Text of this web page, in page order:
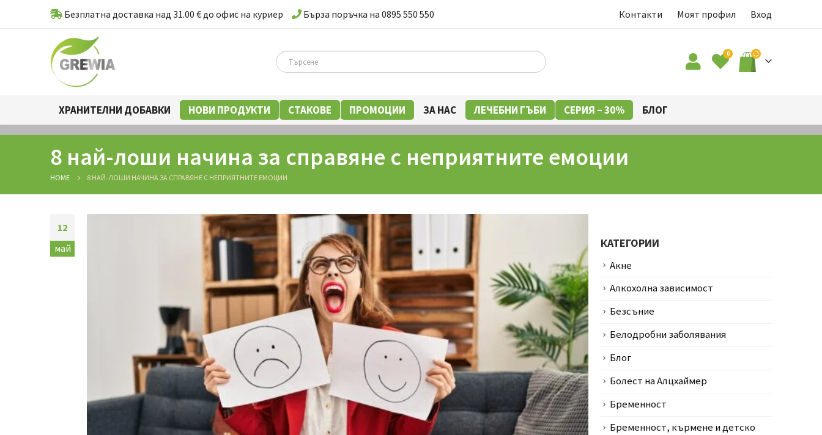
Безплатна доставка над 31.00 € до офис на куриер Бърза поръчка на 0895 550 550 Контакти Моят профил Вход
0
ХРАНИТЕЛНИ ДОБАВКИ НОВИ ПРОДУКТИ СТАКОВЕ ПРОМОЦИИ ЗА НАС ЛЕЧЕБНИ ГЪБИ СЕРИЯ – 30% БЛОГ
8 най-лоши начина за справяне с неприятните емоции
HOME 8 НАЙ-ЛОШИ НАЧИНА ЗА СПРАВЯНЕ С НЕПРИЯТНИТЕ ЕМОЦИИ
12
май
КАТЕГОРИИ
Акне
Алкохолна зависимост
Безсъние
Белодробни заболявания
Блог
Болест на Алцхаймер
Бременност
Бременност, кърмене и детско